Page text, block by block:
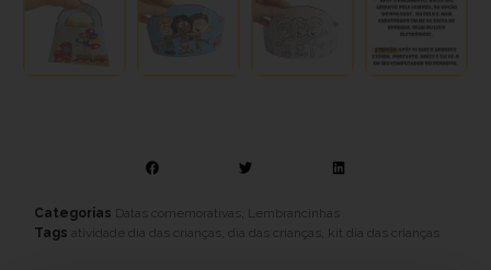
Categorias Datas comemorativas
Lembrancinhas
Tags atividade dia das crianças dia das crianças kit dia das crianças